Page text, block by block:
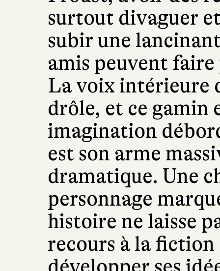
surtout divaguer
subir une
amis peuvent
La voix intérieure
drôle, et ce gamin
imagination
est son arme
dramatique. Une
personnage
histoire ne laisse
recours à la